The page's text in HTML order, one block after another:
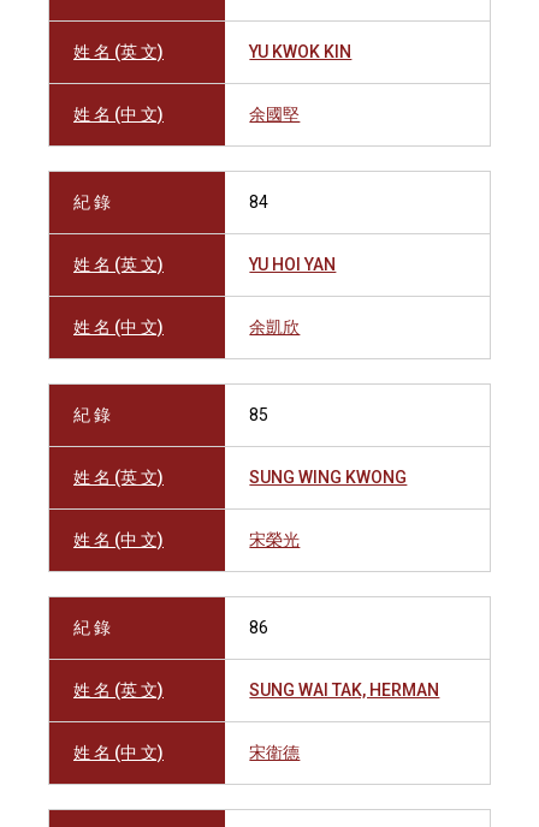
姓 名 (英 文) YU KWOK KIN
姓 名 (中 文) 余國堅
紀 錄 84
姓 名 (英 文) YU HOI YAN
姓 名 (中 文) 余凱欣
紀 錄 85
姓 名 (英 文) SUNG WING KWONG
姓 名 (中 文) 宋榮光
紀 錄 86
姓 名 (英 文) SUNG WAI TAK, HERMAN
姓 名 (中 文) 宋衛德